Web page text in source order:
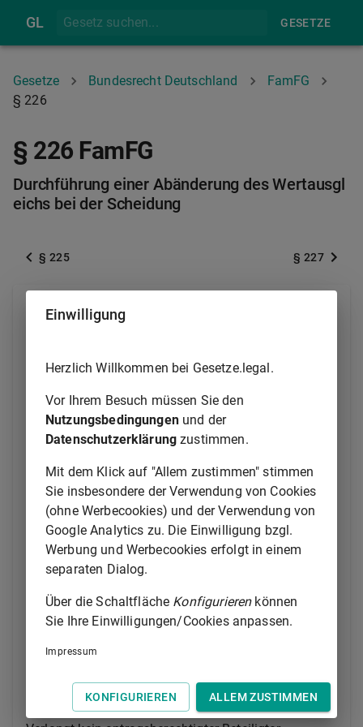
GL GESETZE
Gesetze Bundesrecht Deutschland
FamFG
§ 226
§ 226 FamFG
Durchführung einer Abänderung des Wertausgl
eichs bei der Scheidung
§ 225 § 227
(1) Antragsberechtigt sind die Ehegatten, ihre
Hinterbliebenen und die von der Abänderung
(2) Der Antrag ist frühestens zwölf Monate vor dem
Zeitpunkt zulässig, ab dem ein Ehegatte
voraussichtlich eine laufende Versorgung aus dem
abzuändernden Anrecht bezieht oder dies auf Grund
(3) § 27 des Versorgungsausgleichsgesetzes gilt
entsprechend.
(4) Die Abänderung wirkt ab dem ersten Tag des
Monats, der auf den Monat der Antragstellung folgt.
(5) Stirbt der Ehegatte, der den Abänderungsantrag
gestellt hat, vor Rechtskraft der Endentscheidung, hat
das Gericht die übrigen antragsberechtigten
Beteiligten darauf hinzuweisen, dass das Verfahren
Beteiligter innerhalb einer Frist von einem Monat dies
durch Erklärung gegenüber dem Gericht verlangt.
Einwilligung
Herzlich Willkommen bei Gesetze.legal.
Vor Ihrem Besuch müssen Sie den
Nutzungsbedingungenund der
Datenschutzerklärung zustimmen.
Mit dem Klick auf "Allem zustimmen" stimmen
Sie insbesondere der Verwendung von Cookies
(ohne Werbecookies) und der Verwendung von
Google Analytics zu. Die Einwilligung bzgl.
Werbung und Werbecookies erfolgt in einem
separaten Dialog.
Über die Schaltfläche Konfigurierenkönnen
Sie Ihre Einwilligungen/Cookies anpassen.
Impressum
KONFIGURIEREN ALLEM ZUSTIMMEN